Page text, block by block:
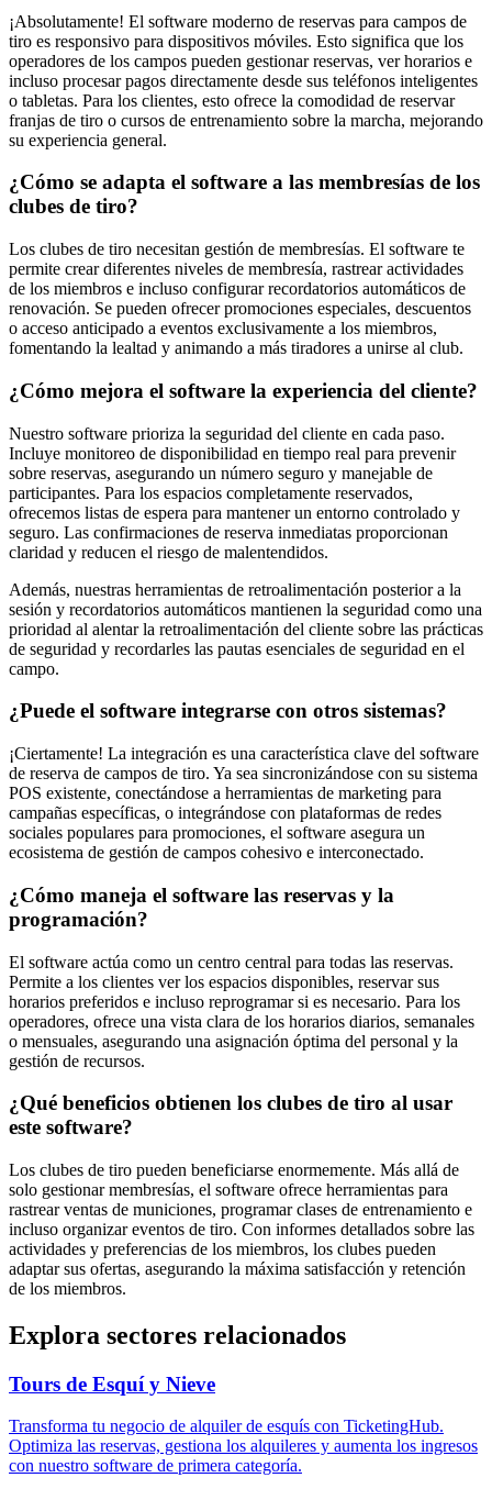
¡Absolutamente! El software moderno de reservas para campos de
tiro es responsivo para dispositivos móviles. Esto significa que los
operadores de los campos pueden gestionar reservas, ver horarios e
incluso procesar pagos directamente desde sus teléfonos inteligentes
o tabletas. Para los clientes, esto ofrece la comodidad de reservar
franjas de tiro o cursos de entrenamiento sobre la marcha, mejorando
su experiencia general.
¿Cómo se adapta el software a las membresías de los
clubes de tiro?
Los clubes de tiro necesitan gestión de membresías. El software te
permite crear diferentes niveles de membresía, rastrear actividades
de los miembros e incluso configurar recordatorios automáticos de
renovación. Se pueden ofrecer promociones especiales, descuentos
o acceso anticipado a eventos exclusivamente a los miembros,
fomentando la lealtad y animando a más tiradores a unirse al club.
¿Cómo mejora el software la experiencia del cliente?
Nuestro software prioriza la seguridad del cliente en cada paso.
Incluye monitoreo de disponibilidad en tiempo real para prevenir
sobre reservas, asegurando un número seguro y manejable de
participantes. Para los espacios completamente reservados,
ofrecemos listas de espera para mantener un entorno controlado y
seguro. Las confirmaciones de reserva inmediatas proporcionan
claridad y reducen el riesgo de malentendidos.
Además, nuestras herramientas de retroalimentación posterior a la
sesión y recordatorios automáticos mantienen la seguridad como una
prioridad al alentar la retroalimentación del cliente sobre las prácticas
de seguridad y recordarles las pautas esenciales de seguridad en el
campo.
¿Puede el software integrarse con otros sistemas?
¡Ciertamente! La integración es una característica clave del software
de reserva de campos de tiro. Ya sea sincronizándose con su sistema
POS existente, conectándose a herramientas de marketing para
campañas específicas, o integrándose con plataformas de redes
sociales populares para promociones, el software asegura un
ecosistema de gestión de campos cohesivo e interconectado.
¿Cómo maneja el software las reservas y la
programación?
El software actúa como un centro central para todas las reservas.
Permite a los clientes ver los espacios disponibles, reservar sus
horarios preferidos e incluso reprogramar si es necesario. Para los
operadores, ofrece una vista clara de los horarios diarios, semanales
o mensuales, asegurando una asignación óptima del personal y la
gestión de recursos.
¿Qué beneficios obtienen los clubes de tiro al usar
este software?
Los clubes de tiro pueden beneficiarse enormemente. Más allá de
solo gestionar membresías, el software ofrece herramientas para
rastrear ventas de municiones, programar clases de entrenamiento e
incluso organizar eventos de tiro. Con informes detallados sobre las
actividades y preferencias de los miembros, los clubes pueden
adaptar sus ofertas, asegurando la máxima satisfacción y retención
de los miembros.
Explora sectores relacionados
Tours de Esquí y Nieve
Transforma tu negocio de alquiler de esquís con TicketingHub.
Optimiza las reservas, gestiona los alquileres y aumenta los ingresos
con nuestro software de primera categoría.